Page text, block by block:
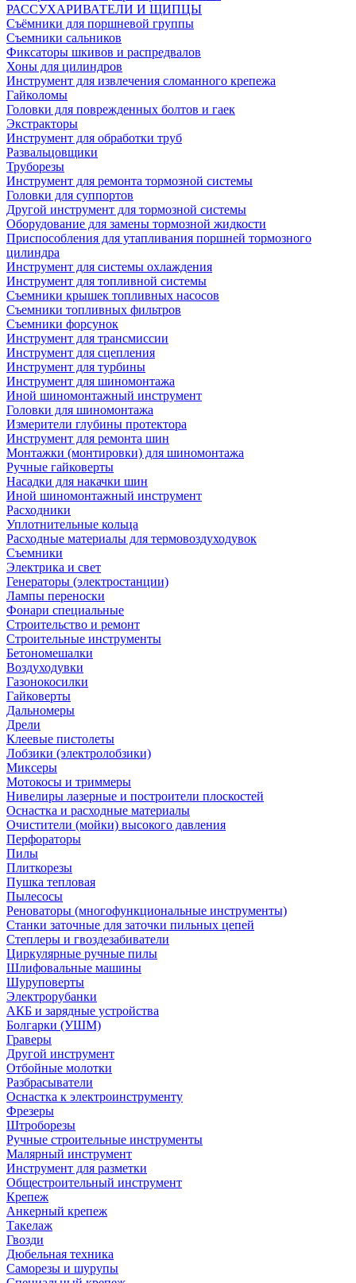
РАССУХАРИВАТЕЛИ И ЩИПЦЫ
Съёмники для поршневой группы
Съемники сальников
Фиксаторы шкивов и распредвалов
Хоны для цилиндров
Инструмент для извлечения сломанного крепежа
Гайколомы
Головки для поврежденных болтов и гаек
Экстракторы
Инструмент для обработки труб
Развальцовщики
Труборезы
Инструмент для ремонта тормозной системы
Головки для суппортов
Другой инструмент для тормозной системы
Оборудование для замены тормозной жидкости
Приспособления для утапливания поршней тормозного
цилиндра
Инструмент для системы охлаждения
Инструмент для топливной системы
Съемники крышек топливных насосов
Съемники топливных фильтров
Съемники форсунок
Инструмент для трансмиссии
Инструмент для сцепления
Инструмент для турбины
Инструмент для шиномонтажа
Иной шиномонтажный инструмент
Головки для шиномонтажа
Измерители глубины протектора
Инструмент для ремонта шин
Монтажки (монтировки) для шиномонтажа
Ручные гайковерты
Насадки для накачки шин
Иной шиномонтажный инструмент
Расходники
Уплотнительные кольца
Расходные материалы для термовоздуходувок
Съемники
Электрика и свет
Генераторы (электростанции)
Лампы переноски
Фонари специальные
Строительство и ремонт
Строительные инструменты
Бетономешалки
Воздуходувки
Газонокосилки
Гайковерты
Дальномеры
Дрели
Клеевые пистолеты
Лобзики (электролобзики)
Миксеры
Мотокосы и триммеры
Нивелиры лазерные и построители плоскостей
Оснастка и расходные материалы
Очистители (мойки) высокого давления
Перфораторы
Пилы
Плиткорезы
Пушка тепловая
Пылесосы
Реноваторы (многофункциональные инструменты)
Станки заточные для заточки пильных цепей
Степлеры и гвоздезабиватели
Циркулярные ручные пилы
Шлифовальные машины
Шуруповерты
Электрорубанки
АКБ и зарядные устройства
Болгарки (УШМ)
Граверы
Другой инструмент
Отбойные молотки
Разбрасыватели
Оснастка к электроинструменту
Фрезеры
Штроборезы
Ручные строительные инструменты
Малярный инструмент
Инструмент для разметки
Общестроительный инструмент
Крепеж
Анкерный крепеж
Такелаж
Гвозди
Дюбельная техника
Саморезы и шурупы